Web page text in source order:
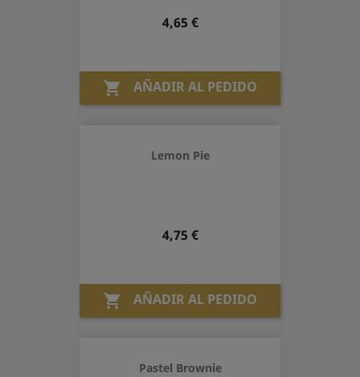
Precio
4,65 €
 AÑADIR AL PEDIDO
Lemon Pie
Precio
4,75 €
 AÑADIR AL PEDIDO
Pastel Brownie